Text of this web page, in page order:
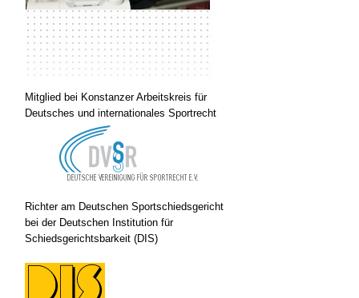
Mitglied bei Konstanzer Arbeitskreis für
Deutsches und internationales Sportrecht
Richter am Deutschen Sportschiedsgericht
bei der Deutschen Institution für
Schiedsgerichtsbarkeit (DIS)